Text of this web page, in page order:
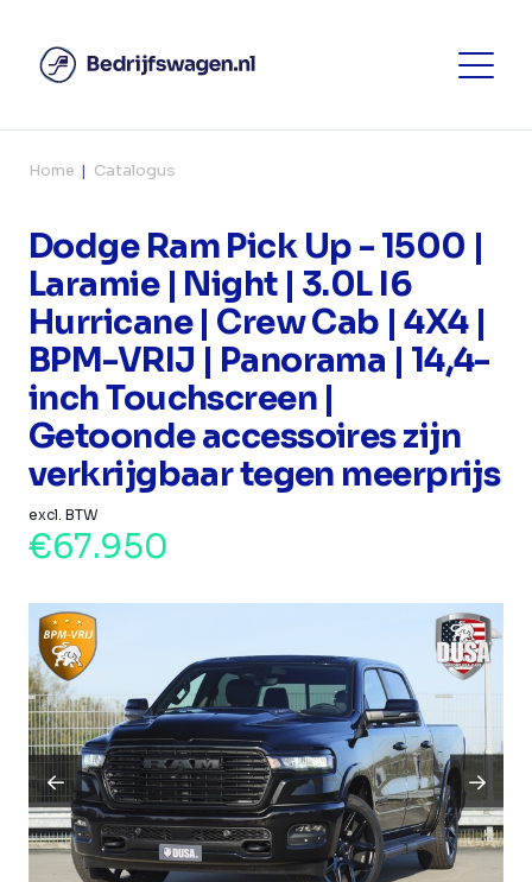
Home Catalogus
Dodge Ram Pick Up - 1500 |
Laramie | Night | 3.0L I6
Hurricane | Crew Cab | 4X4 |
BPM-VRIJ | Panorama | 14,4-
inch Touchscreen |
Getoonde accessoires zijn
verkrijgbaar tegen meerprijs
excl. BTW
€67.950